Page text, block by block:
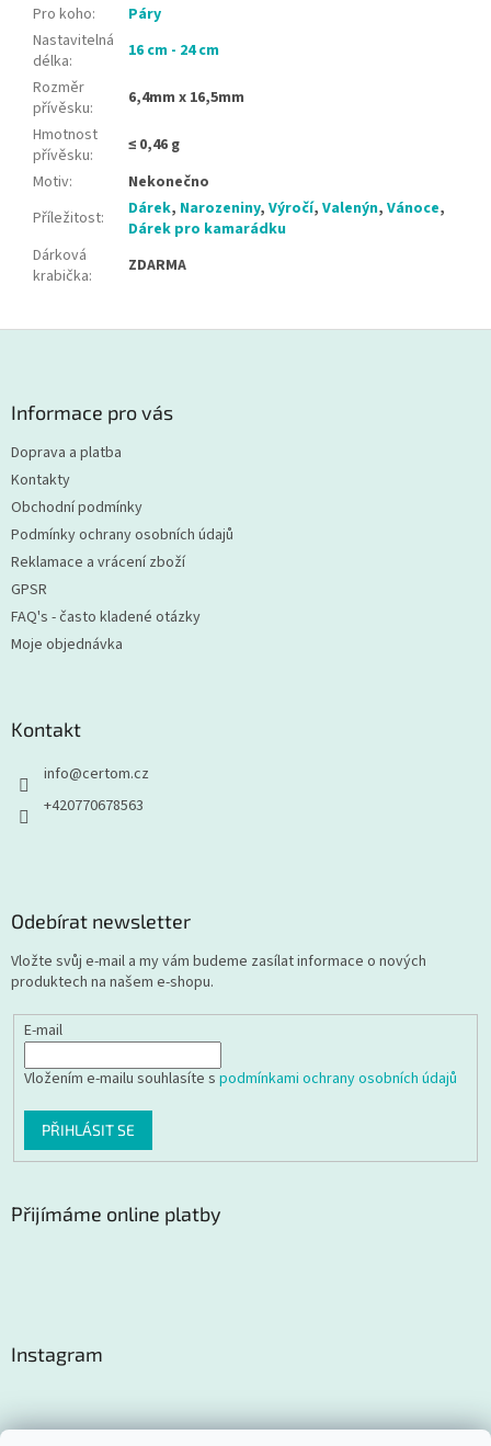
Pro koho:
Páry
Nastavitelná
délka:
16 cm - 24 cm
Rozměr
přívěsku:
6,4mm x 16,5mm
Hmotnost
přívěsku:
≤ 0,46 g
Motiv:
Nekonečno
Příležitost: Dárek, Narozeniny, Výročí, Valenýn, Vánoce,
Dárek pro kamarádku
Dárková
krabička: ZDARMA
Informace pro vás
Doprava a platba
Kontakty
Obchodní podmínky
Podmínky ochrany osobních údajů
Reklamace a vrácení zboží
GPSR
FAQ's - často kladené otázky
Moje objednávka
Kontakt
info@certom.cz
+420770678563
Odebírat newsletter
Vložte svůj e-mail a my vám budeme zasílat informace o nových
produktech na našem e-shopu.
E-mail
Vložením e-mailu souhlasíte s podmínkami ochrany osobních údajů
PŘIHLÁSIT SE
Přijímáme online platby
Instagram